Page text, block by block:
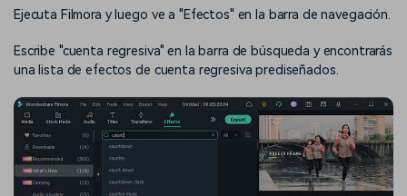
Centro de creadores
Muestra tu creatividad sin
límites con el Centro de
Explora las plantillas de video
editables diseñadas para
creadores de habla hispana.
Comunidad
Contenido destacado
Ejecuta Filmora y luego ve a "Efectos" en la barra de navegación.
Escribe "cuenta regresiva" en la barra de búsqueda y encontrarás
una lista de efectos de cuenta regresiva prediseñados.